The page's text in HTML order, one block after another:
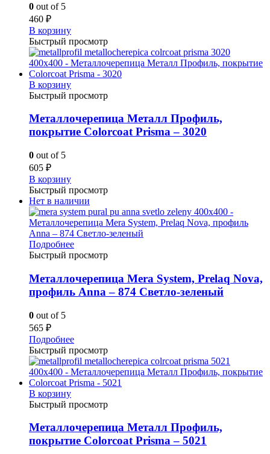
0 out of 5
460 ₽
В корзину
Быстрый просмотр
В корзину
Быстрый просмотр
Металлочерепица Металл Профиль,
покрытие Colorcoat Prisma – 3020
0 out of 5
605 ₽
В корзину
Быстрый просмотр
Нет в наличии
Подробнее
Быстрый просмотр
Металлочерепица Mera System, Prelaq Nova,
профиль Anna – 874 Светло-зеленый
0 out of 5
565 ₽
Подробнее
Быстрый просмотр
В корзину
Быстрый просмотр
Металлочерепица Металл Профиль,
покрытие Colorcoat Prisma – 5021